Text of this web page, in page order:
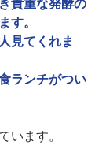
貴重な発酵の
す。
見てくれま
ランチがつい
います。